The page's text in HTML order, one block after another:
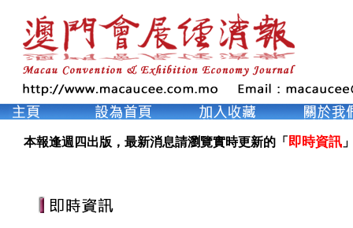
本報逢週四出版，最新消息請瀏覽實時更新的「 即時資訊